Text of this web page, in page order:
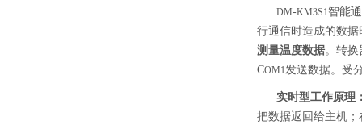
DM-KM3S1智能
行通信时造成的数
测量温度数据。转换
COM1发送数据。受
实时型工作原理
把数据返回给主机